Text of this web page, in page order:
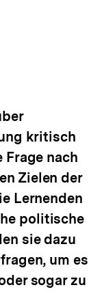
kritisch
nach
Zielen der
Lernenden
politische
sie dazu
um es
sogar zu